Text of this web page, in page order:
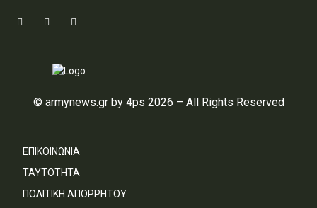
© armynews.gr by 4ps 2026 – All Rights Reserved
ΕΠΙΚΟΙΝΩΝΙΑ
ΤΑΥΤΟΤΗΤΑ
ΠΟΛΙΤΙΚΗ ΑΠΟΡΡΗΤΟΥ